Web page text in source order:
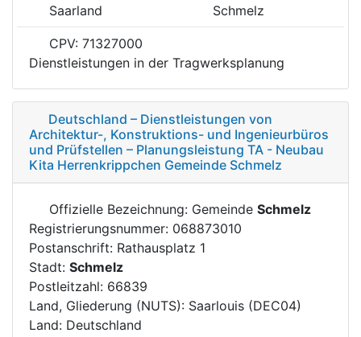
Saarland
Schmelz
CPV: 71327000
Dienstleistungen in der Tragwerksplanung
Deutschland – Dienstleistungen von
Architektur-, Konstruktions- und Ingenieurbüros
und Prüfstellen – Planungsleistung TA - Neubau
Kita Herrenkrippchen Gemeinde Schmelz
Offizielle Bezeichnung: Gemeinde Schmelz
Registrierungsnummer: 068873010
Postanschrift: Rathausplatz 1
Stadt: Schmelz
Postleitzahl: 66839
Land, Gliederung (NUTS): Saarlouis (DEC04)
Land: Deutschland